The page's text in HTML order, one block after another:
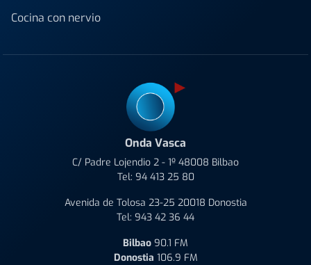
Cocina con nervio
Onda Vasca
C/ Padre Lojendio 2 - 1º 48008 Bilbao
Tel: 94 413 25 80
Avenida de Tolosa 23-25 20018 Donostia
Tel: 943 42 36 44
Bilbao 90.1 FM
Donostia 106.9 FM